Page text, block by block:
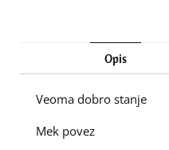
Opis
Veoma dobro stanje
Mek povez